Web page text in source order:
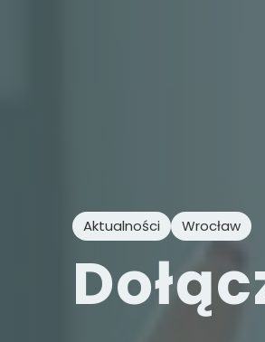
Aktualności Wrocław